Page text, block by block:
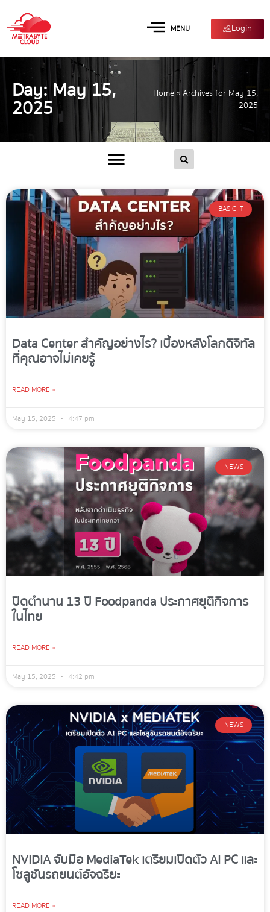
MENU Login
Day: May 15,
2025
Home »Archives for May 15,
2025
BASIC IT
Data Center สำคัญอย่างไร? เบื้องหลังโลกดิจิทัล
ที่คุณอาจไม่เคยรู้
READ MORE »
May 15, 2025 4:47 pm
NEWS
ปิดตำนาน 13 ปี Foodpanda ประกาศยุติกิจการ
ในไทย
READ MORE »
May 15, 2025 4:42 pm
NEWS
NVIDIA จับมือ MediaTek เตรียมเปิดตัว AI PC และ
โซลูชันรถยนต์อัจฉริยะ
READ MORE »